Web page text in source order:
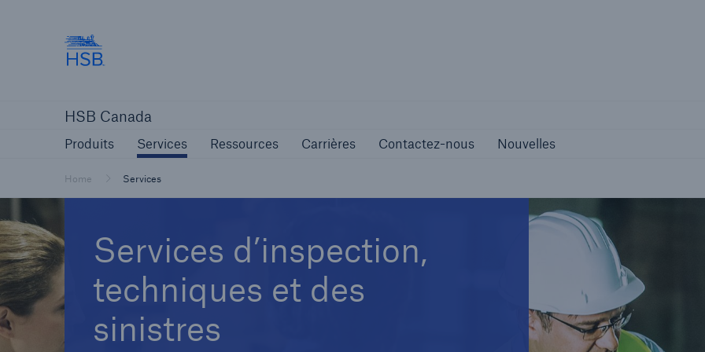
HSB Canada
Produits Services Ressources Carrières Contactez-nous Nouvelles
Home Services
Services d’inspection,
techniques et des
sinistres